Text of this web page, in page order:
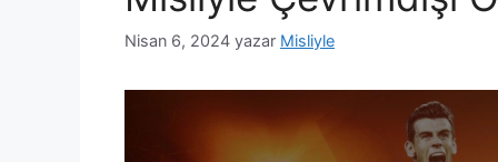
Nisan 6, 2024 yazar Misliyle